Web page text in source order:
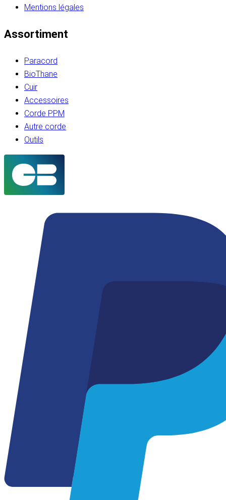
Mentions légales
Assortiment
Paracord
BioThane
Cuir
Accessoires
Corde PPM
Autre corde
Outils